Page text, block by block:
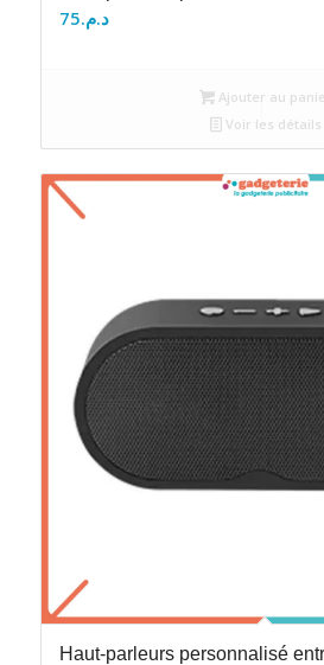
د.م.75
Ajouter au
Voir les détails
Haut-parleurs personnalisé